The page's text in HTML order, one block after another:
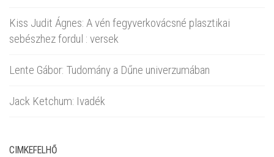
Kiss Judit Ágnes: A vén fegyverkovácsné plasztikai
sebészhez fordul : versek
Lente Gábor: Tudomány a Dűne univerzumában
Jack Ketchum: Ivadék
CIMKEFELHŐ